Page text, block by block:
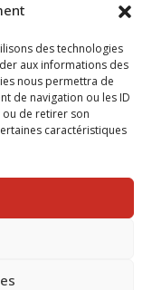
des technologies
aux informations des
nous permettra de
de navigation ou les ID
ou de retirer son
caractéristiques
RÉSERVÉS -
TECH